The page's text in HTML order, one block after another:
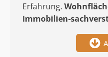
Erfahrung.
Immobilien-